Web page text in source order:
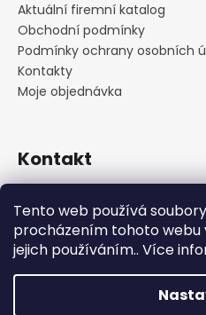
Tento web používá
procházením tohoto webu
jejich používáním.. Více
Aktuální firemní katalog
Obchodní podmínky
Podmínky ochrany osobních
Kontakty
Moje objednávka
Kontakt
+420 222 316 990
https://